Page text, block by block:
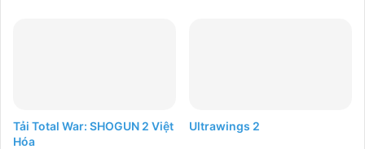
Tải Total War: SHOGUN 2 Việt
Hóa
Ultrawings 2